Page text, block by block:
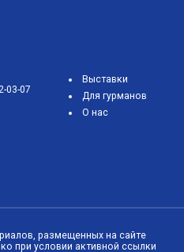
03-07
Выставки
Для гурманов
О нас
размещенных на сайте
при условии активной ссылки